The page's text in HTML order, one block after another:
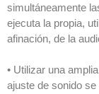
simultáneamente
ejecuta la propia,
afinación, de la
• Utilizar una
ajuste de sonido